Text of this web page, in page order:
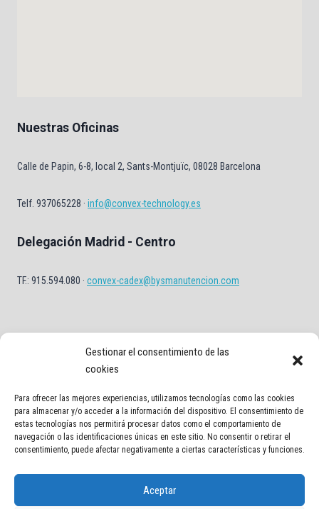
Gestionar el consentimiento de las
cookies
Para ofrecer las mejores experiencias, utilizamos tecnologías como las cookies
para almacenar y/o acceder a la información del dispositivo. El consentimiento de
estas tecnologías nos permitirá procesar datos como el comportamiento de
navegación o las identificaciones únicas en este sitio. No consentir o retirar el
consentimiento, puede afectar negativamente a ciertas características y funciones.
Aceptar
Nuestras Oficinas
Calle de Papin, 6-8, local 2, Sants-Montjuïc, 08028 Barcelona
Telf. 937065228 · info@convex-technology.es
Delegación Madrid - Centro
TF.: 915.594.080 · convex-cadex@bysmanutencion.com
Aviso Legal Política de privacidad Política de Cookies
Contacto